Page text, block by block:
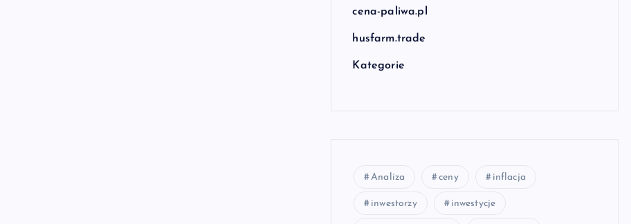
cena-paliwa.pl
husfarm.trade
Kategorie
Analiza ceny inflacja
inwestorzy inwestycje